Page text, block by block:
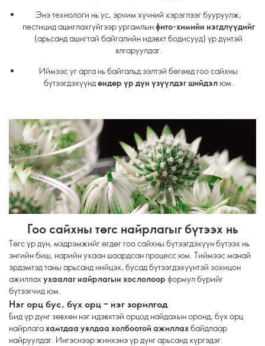
Энэ технологи нь ус, эрчим хүчний хэрэглээг бууруулж,
пестицид ашиглахгүйгээр ургамлынфито-химийн нэгдлүүдийг
(арьсанд ашигтай байгалийн идэвхт бодисууд) үр дүнтэй
ялгаруулдаг.
Иймээс уг арга нь байгальд ээлтэй бөгөөд гоо сайхны
бүтээгдэхүүндөндөр үр дүн үзүүлдэг шийдэлюм.
Гоо сайхны төгс найрлагыг бүтээх нь
Төгс үр дүн, мэдрэмжийг өгдөг гоо сайхны бүтээгдэхүүн бүтээх нь
энгийн биш, нарийн ухаан шаардсан процесс юм. Тиймээс манай
эрдэмтэд таны арьсанд нийцэх, бусад бүтээгдэхүүнтэй зохицон
ажиллах ухаалаг найрлагын хослолоор формул бүрийг
бүтээгчид юм.
Нэг орц бус, бүх орц – нэг зорилгод
Бид үр дүнг зөвхөн нэг идэвхтэй орцод найдахын оронд, бүх орц
найрлага хамтдаа уялдаа холбоотой ажиллахбайдлаар
найруулдаг. Ингэснээр жинхэнэ үр дүнг арьсанд хүргэдэг.